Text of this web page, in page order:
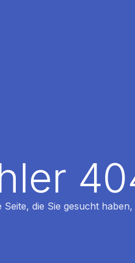
Seite, die Sie gesucht